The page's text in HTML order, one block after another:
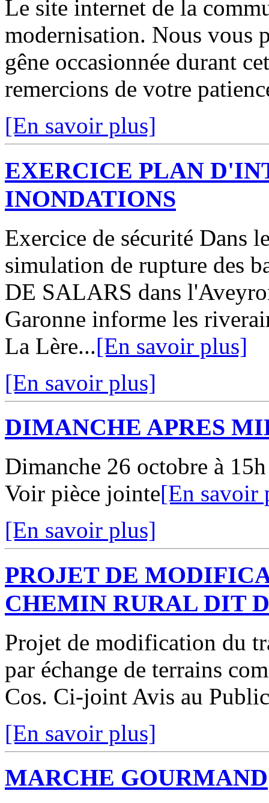
Le site internet de la
modernisation. Nous vous
gêne occasionnée durant
remercions de votre
[En savoir plus]
EXERCICE PLAN
INONDATIONS
Exercice de sécurité Dans
simulation de rupture des
DE SALARS dans
Garonne informe les
La Lère...[En savoir plus]
[En savoir plus]
DIMANCHE APRES
Dimanche 26 octobre à
Voir pièce jointe[En savoir
[En savoir plus]
PROJET DE
CHEMIN RURAL DIT
Projet de modification du
par échange de terrains
Cos. Ci-joint Avis au Public
[En savoir plus]
MARCHE GOURMAND